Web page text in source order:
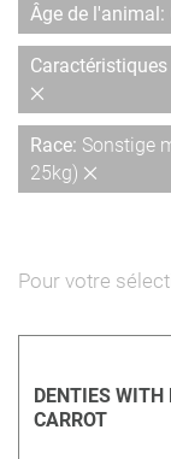
Âge de l'animal
cet
Élément
Race Sonstige
25kg)
cet
Pour votre
DENTIES WITH
CARROT